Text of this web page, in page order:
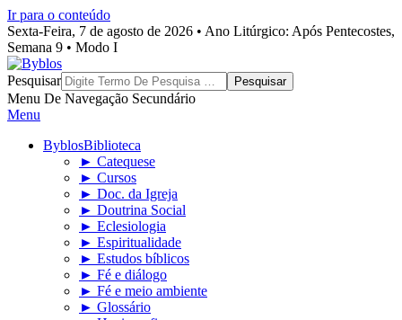
Ir para o conteúdo
Sexta-Feira, 7 de agosto de 2026 • Ano Litúrgico: Após Pentecostes,
Semana 9 • Modo I
Byblos
Pesquisar
Menu De Navegação Secundário
Menu
ByblosBiblioteca
► Catequese
► Cursos
► Doc. da Igreja
► Doutrina Social
► Eclesiologia
► Espiritualidade
► Estudos bíblicos
► Fé e diálogo
► Fé e meio ambiente
► Glossário